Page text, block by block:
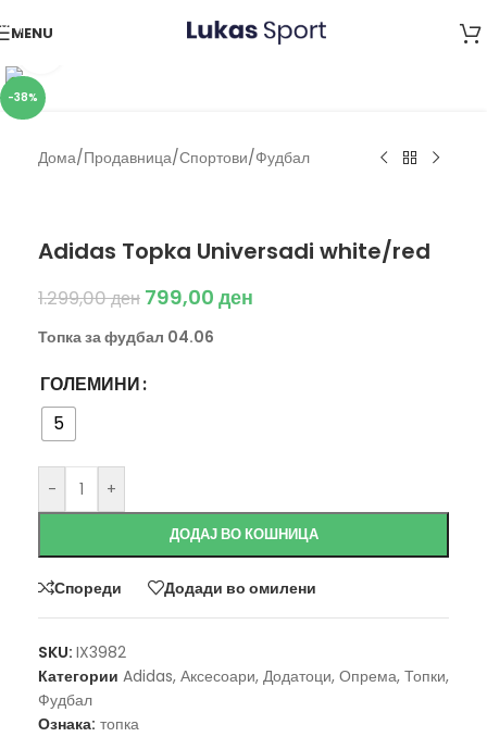
Skip to navigation
Skip to main content
MENU
-38%
Дома/Продавница/Спортови/Фудбал
Adidas Topka Universadi white/red
1.299,00ден 799,00 ден
Топка за фудбал 04.06
ГОЛЕМИНИ
5
- +
ДОДАЈ ВО КОШНИЦА
Спореди Додади во омилени
SKU: IX3982
Категории Adidas, Аксесоари, Додатоци, Опрема, Топки,
Фудбал
Ознака: топка